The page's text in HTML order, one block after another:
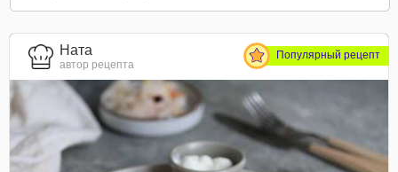
Ната
автор рецепта
Популярный рецепт